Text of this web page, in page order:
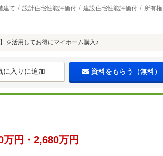
建て 設計住宅性能評価付 建設住宅性能評価付
所有権
を活用してお得にマイホーム購入♪
に入りに追加 資料をもらう（無料）
万円・2,680万円